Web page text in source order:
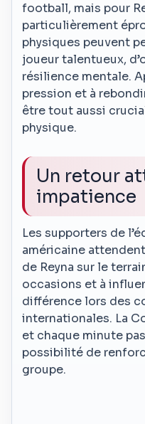
football, mais pour
particulièrement
physiques peuvent
joueur talentueux,
résilience mentale.
pression et à
être tout aussi
physique.
Un retour
impatience
Les supporters de
américaine
de Reyna sur le
occasions et à
différence lors des
internationales. La
et chaque minute
possibilité de
groupe.